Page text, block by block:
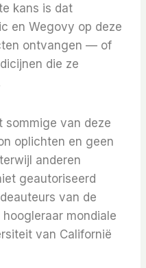
kans is dat
en Wegovy op deze
ontvangen — of
die ze
sommige van deze
oplichten en geen
anderen
geautoriseerd
van de
mondiale
van Californië